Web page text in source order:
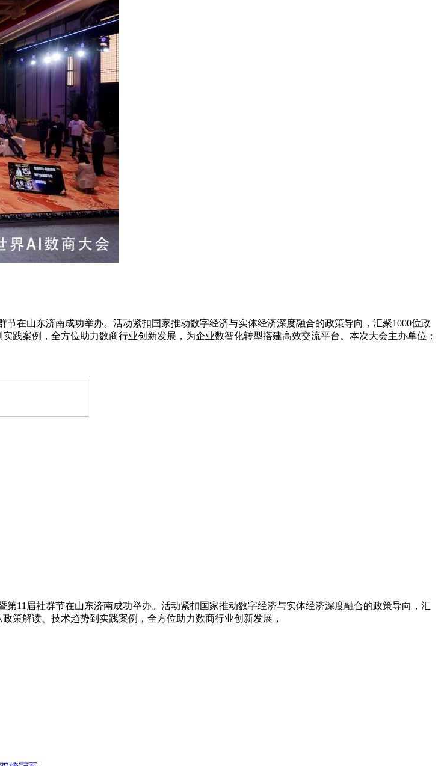
在山东济南成功举办。活动紧扣国家推动数字经济与实体经济深度融合的政策导向，汇聚1000位政
案例，全方位助力数商行业创新发展，为企业数智化转型搭建高效交流平台。本次大会主办单位：
第11届社群节在山东济南成功举办。活动紧扣国家推动数字经济与实体经济深度融合的政策导向，汇
策解读、技术趋势到实践案例，全方位助力数商行业创新发展，